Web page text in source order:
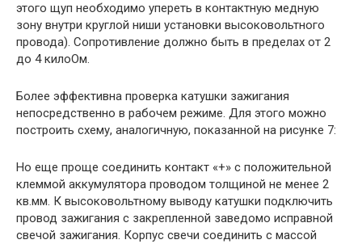
этого щуп необходимо упереть в контактную медную
зону внутри круглой ниши установки высоковольтного
провода). Сопротивление должно быть в пределах от 2
до 4 килоОм.
Более эффективна проверка катушки зажигания
непосредственно в рабочем режиме. Для этого можно
построить схему, аналогичную, показанной на рисунке 7:
Но еще проще соединить контакт «+» с положительной
клеммой аккумулятора проводом толщиной не менее 2
кв.мм. К высоковольтному выводу катушки подключить
провод зажигания с закрепленной заведомо исправной
свечой зажигания. Корпус свечи соединить с массой